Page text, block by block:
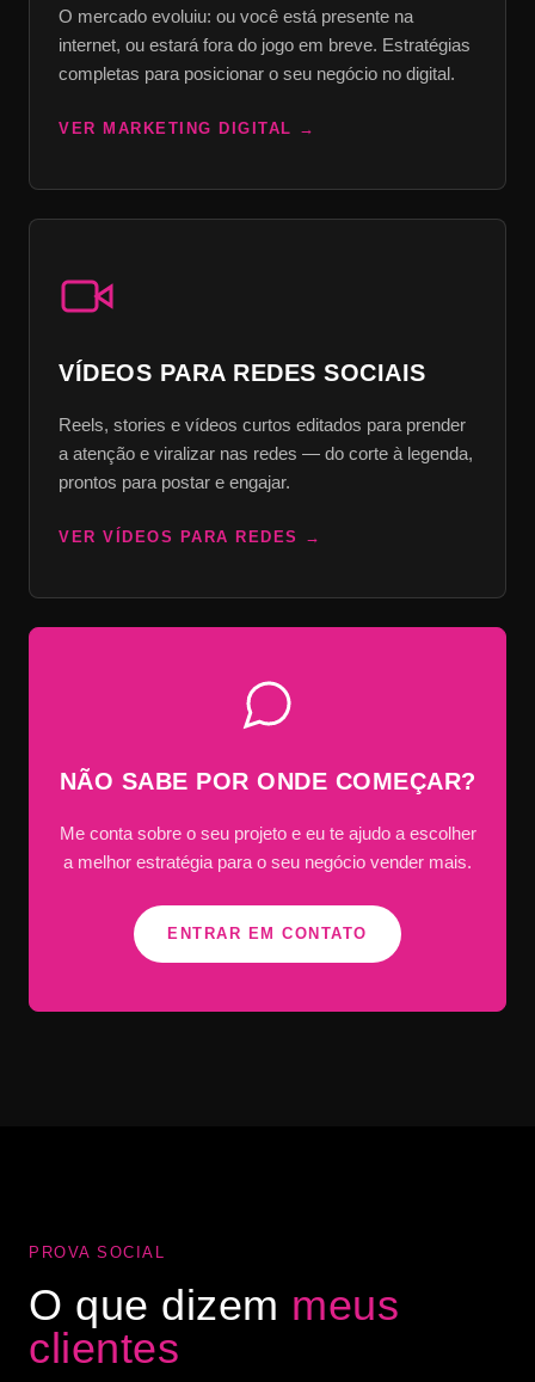
O mercado evoluiu: ou você está presente na
internet, ou estará fora do jogo em breve. Estratégias
completas para posicionar o seu negócio no digital.
VER MARKETING DIGITAL
VÍDEOS PARA REDES SOCIAIS
Reels, stories e vídeos curtos editados para prender
a atenção e viralizar nas redes — do corte à legenda,
prontos para postar e engajar.
VER VÍDEOS PARA REDES
NÃO SABE POR ONDE COMEÇAR?
Me conta sobre o seu projeto e eu te ajudo a escolher
a melhor estratégia para o seu negócio vender mais.
ENTRAR EM CONTATO
PROVA SOCIAL
O que dizem meus
clientes